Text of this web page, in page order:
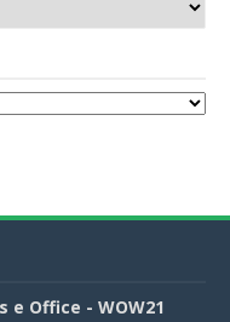
Office - WOW21